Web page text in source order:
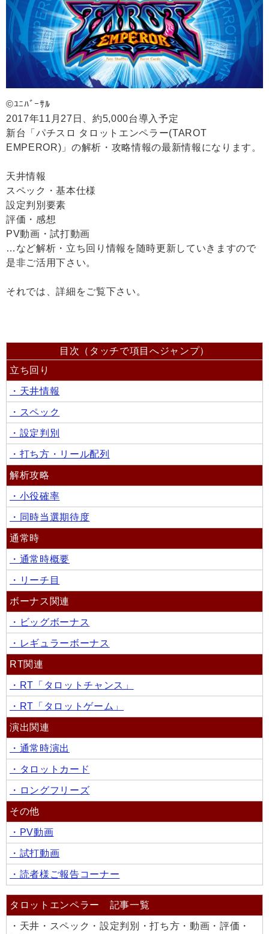
©ﾕﾆﾊﾞｰｻﾙ
2017年11月27日、約5,000台導入予定
新台「パチスロ タロットエンペラー(TAROT
EMPEROR)」の解析・攻略情報の最新情報になります。
天井情報
スペック・基本仕様
設定判別要素
評価・感想
PV動画・試打動画
…など解析・立ち回り情報を随時更新していきますので
是非ご活用下さい。
それでは、詳細をご覧下さい。
目次（タッチで項目へジャンプ）
立ち回り
・天井情報
・スペック
・設定判別
・打ち方・リール配列
解析攻略
・小役確率
・同時当選期待度
通常時
・通常時概要
・リーチ目
ボーナス関連
・ビッグボーナス
・レギュラーボーナス
RT関連
・RT「タロットチャンス」
・RT「タロットゲーム」
演出関連
・通常時演出
・タロットカード
・ロングフリーズ
その他
・PV動画
・試打動画
・読者様ご報告コーナー
タロットエンペラー 記事一覧
・天井・スペック・設定判別・打ち方・動画・評価・